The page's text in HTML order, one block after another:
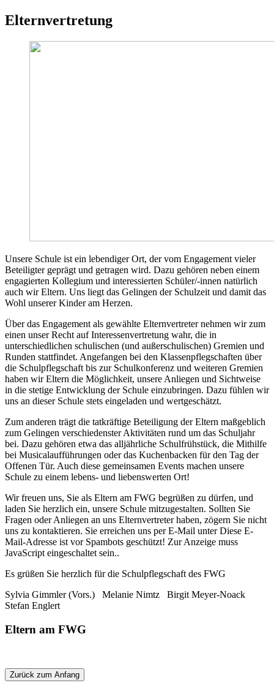
Elternvertretung
Unsere Schule ist ein lebendiger Ort, der vom Engagement vieler
Beteiligter geprägt und getragen wird. Dazu gehören neben einem
engagierten Kollegium und interessierten Schüler/-innen natürlich
auch wir Eltern. Uns liegt das Gelingen der Schulzeit und damit das
Wohl unserer Kinder am Herzen.
Über das Engagement als gewählte Elternvertreter nehmen wir zum
einen unser Recht auf Interessenvertretung wahr, die in
unterschiedlichen schulischen (und außerschulischen) Gremien und
Runden stattfindet. Angefangen bei den Klassenpflegschaften über
die Schulpflegschaft bis zur Schulkonferenz und weiteren Gremien
haben wir Eltern die Möglichkeit, unsere Anliegen und Sichtweise
in die stetige Entwicklung der Schule einzubringen. Dazu fühlen wir
uns an dieser Schule stets eingeladen und wertgeschätzt.
Zum anderen trägt die tatkräftige Beteiligung der Eltern maßgeblich
zum Gelingen verschiedenster Aktivitäten rund um das Schuljahr
bei. Dazu gehören etwa das alljährliche Schulfrühstück, die Mithilfe
bei Musicalaufführungen oder das Kuchenbacken für den Tag der
Offenen Tür. Auch diese gemeinsamen Events machen unsere
Schule zu einem lebens- und liebenswerten Ort!
Wir freuen uns, Sie als Eltern am FWG begrüßen zu dürfen, und
laden Sie herzlich ein, unsere Schule mitzugestalten. Sollten Sie
Fragen oder Anliegen an uns Elternvertreter haben, zögern Sie nicht
uns zu kontaktieren. Sie erreichen uns per E-Mail unterDiese E-
Mail-Adresse ist vor Spambots geschützt! Zur Anzeige muss
JavaScript eingeschaltet sein..
Es grüßen Sie herzlich für die Schulpflegschaft des FWG
Sylvia Gimmler (Vors.) Melanie Nimtz Birgit Meyer-Noack
Stefan Englert
Eltern am FWG
Zurück zum Anfang